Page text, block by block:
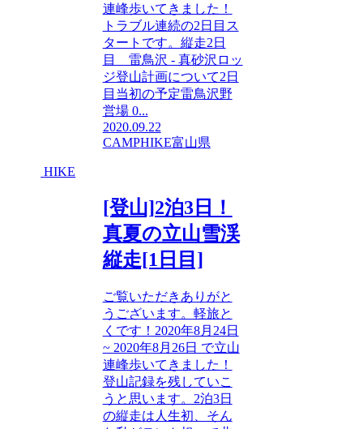
連峰歩いてきました！
トラブル連続の2日目ス
タートです。縦走2日
目 雷鳥沢 - 真砂沢ロッ
ジ登山計画について2日
目当初の予定雷鳥沢野
営場 0...
2020.09.22
CAMPHIKE富山県
HIKE
[登山]2泊3日！
真夏の立山雪渓
縦走[1日目]
ご覧いただきありがと
うございます。軽旅と
くです！2020年8月24日
~ 2020年8月26日 で立山
連峰歩いてきました！
登山記録を残していこ
うと思います。2泊3日
の縦走は人生初、そん